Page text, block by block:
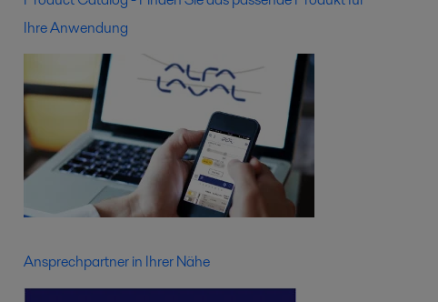
Ihre Anwendung
Ansprechpartner in Ihrer Nähe